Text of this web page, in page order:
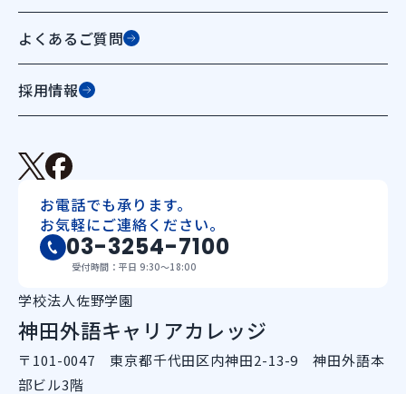
よくあるご質問
採用情報
お電話でも承ります。
お気軽にご連絡ください。
03-3254-7100
受付時間：平日 9:30〜18:00
学校法人佐野学園
神田外語キャリアカレッジ
〒101-0047 東京都千代田区内神田2-13-9 神田外語本
部ビル3階